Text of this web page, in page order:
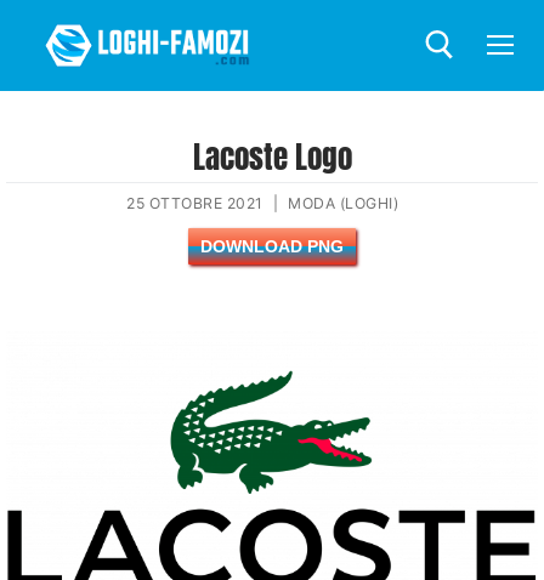
Lacoste Logo
25 OTTOBRE 2021 MODA (LOGHI)
DOWNLOAD PNG